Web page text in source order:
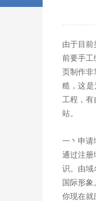
由于目
前要手工
页制作非
糙，这是
工程，
站。
一丶申请
通过注册
识。由域
国际形
你现在就